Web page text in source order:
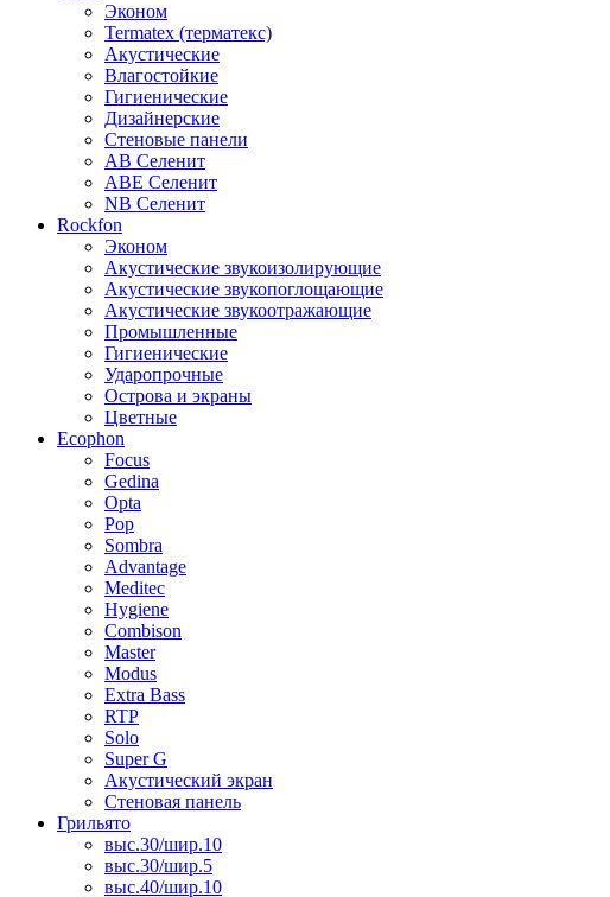
Эконом
Termatex (терматекс)
Акустические
Влагостойкие
Гигиенические
Дизайнерские
Стеновые панели
AB Селенит
ABE Селенит
NB Селенит
Rockfon
Эконом
Акустические звукоизолирующие
Акустические звукопоглощающие
Акустические звукоотражающие
Промышленные
Гигиенические
Ударопрочные
Острова и экраны
Цветные
Ecophon
Focus
Gedina
Opta
Pop
Sombra
Advantage
Meditec
Hygiene
Combison
Master
Modus
Extra Bass
RTP
Solo
Super G
Акустический экран
Стеновая панель
Грильято
выс.30/шир.10
выс.30/шир.5
выс.40/шир.10